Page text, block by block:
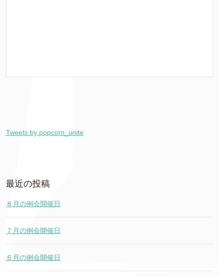
Tweets by popcorn_unite
最近の投稿
８月の例会開催日
７月の例会開催日
６月の例会開催日